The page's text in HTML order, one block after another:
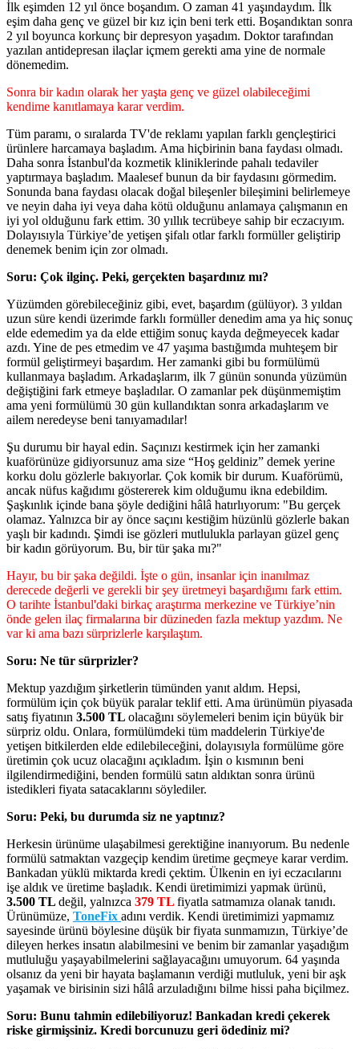
İlk eşimden 12 yıl önce boşandım. O zaman 41 yaşındaydım. İlk
eşim daha genç ve güzel bir kız için beni terk etti. Boşandıktan sonra
2 yıl boyunca korkunç bir depresyon yaşadım. Doktor tarafından
yazılan antidepresan ilaçlar içmem gerekti ama yine de normale
dönemedim.
Sonra bir kadın olarak her yaşta genç ve güzel olabileceğimi
kendime kanıtlamaya karar verdim.
Tüm paramı, o sıralarda TV'de reklamı yapılan farklı gençleştirici
ürünlere harcamaya başladım. Ama hiçbirinin bana faydası olmadı.
Daha sonra İstanbul'da kozmetik kliniklerinde pahalı tedaviler
yaptırmaya başladım. Maalesef bunun da bir faydasını görmedim.
Sonunda bana faydası olacak doğal bileşenler bileşimini belirlemeye
ve neyin daha iyi veya daha kötü olduğunu anlamaya çalışmanın en
iyi yol olduğunu fark ettim. 30 yıllık tecrübeye sahip bir eczacıyım.
Dolayısıyla Türkiye’de yetişen şifalı otlar farklı formüller geliştirip
denemek benim için zor olmadı.
Soru: Çok ilginç. Peki, gerçekten başardınız mı?
Yüzümden görebileceğiniz gibi, evet, başardım (gülüyor). 3 yıldan
uzun süre kendi üzerimde farklı formüller denedim ama ya hiç sonuç
elde edemedim ya da elde ettiğim sonuç kayda değmeyecek kadar
azdı. Yine de pes etmedim ve 47 yaşıma bastığımda muhteşem bir
formül geliştirmeyi başardım. Her zamanki gibi bu formülümü
kullanmaya başladım. Arkadaşlarım, ilk 7 günün sonunda yüzümün
değiştiğini fark etmeye başladılar. O zamanlar pek düşünmemiştim
ama yeni formülümü 30 gün kullandıktan sonra arkadaşlarım ve
ailem neredeyse beni tanıyamadılar!
Şu durumu bir hayal edin. Saçınızı kestirmek için her zamanki
kuaförünüze gidiyorsunuz ama size “Hoş geldiniz” demek yerine
korku dolu gözlerle bakıyorlar. Çok komik bir durum. Kuaförümü,
ancak nüfus kağıdımı göstererek kim olduğumu ikna edebildim.
Şaşkınlık içinde bana şöyle dediğini hâlâ hatırlıyorum: "Bu gerçek
olamaz. Yalnızca bir ay önce saçını kestiğim hüzünlü gözlerle bakan
yaşlı bir kadındı. Şimdi ise gözleri mutlulukla parlayan güzel genç
bir kadın görüyorum. Bu, bir tür şaka mı?"
Hayır, bu bir şaka değildi. İşte o gün, insanlar için inanılmaz
derecede değerli ve gerekli bir şey üretmeyi başardığımı fark ettim.
O tarihte İstanbul'daki birkaç araştırma merkezine ve Türkiye’nin
önde gelen ilaç firmalarına bir düzineden fazla mektup yazdım. Ne
var ki ama bazı sürprizlerle karşılaştım.
Soru: Ne tür sürprizler?
Mektup yazdığım şirketlerin tümünden yanıt aldım. Hepsi,
formülüm için çok büyük paralar teklif etti. Ama ürünümün piyasada
satış fiyatının 3.500 TL olacağını söylemeleri benim için büyük bir
sürpriz oldu. Onlara, formülümdeki tüm maddelerin Türkiye'de
yetişen bitkilerden elde edilebileceğini, dolayısıyla formülüme göre
üretimin çok ucuz olacağını açıkladım. İşin o kısmının beni
ilgilendirmediğini, benden formülü satın aldıktan sonra ürünü
istedikleri fiyata satacaklarını söylediler.
Soru: Peki, bu durumda siz ne yaptınız?
Herkesin ürünüme ulaşabilmesi gerektiğine inanıyorum. Bu nedenle
formülü satmaktan vazgeçip kendim üretime geçmeye karar verdim.
Bankadan yüklü miktarda kredi çektim. Ülkenin en iyi eczacılarını
işe aldık ve üretime başladık. Kendi üretimimizi yapmak ürünü,
3.500 TL değil, yalnızca 379 TL fiyatla satmamıza olanak tanıdı.
Ürünümüze, ToneFix adını verdik. Kendi üretimimizi yapmamız
sayesinde ürünü böylesine düşük bir fiyata sunmamızın, Türkiye’de
dileyen herkes insatın alabilmesini ve benim bir zamanlar yaşadığım
mutluluğu yaşayabilmelerini sağlayacağını umuyorum. 64 yaşında
olsanız da yeni bir hayata başlamanın verdiği mutluluk, yeni bir aşk
yaşamak ve birisinin sizi hâlâ arzuladığını bilme hissi paha biçilmez.
Soru: Bunu tahmin edilebiliyoruz! Bankadan kredi çekerek
riske girmişsiniz. Kredi borcunuzu geri ödediniz mi?